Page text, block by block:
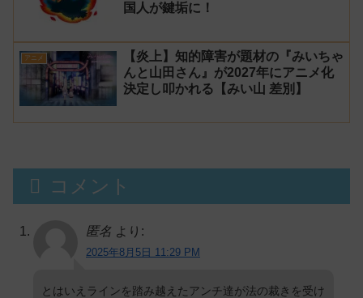
国人が鍵垢に！
アニメ
【炎上】知的障害が題材の『みいちゃ
んと山田さん』が2027年にアニメ化
決定し叩かれる【みい山 差別】
コメント
匿名 より:
2025年8月5日 11:29 PM
とはいえラインを踏み越えたアンチ達が法の裁きを受け